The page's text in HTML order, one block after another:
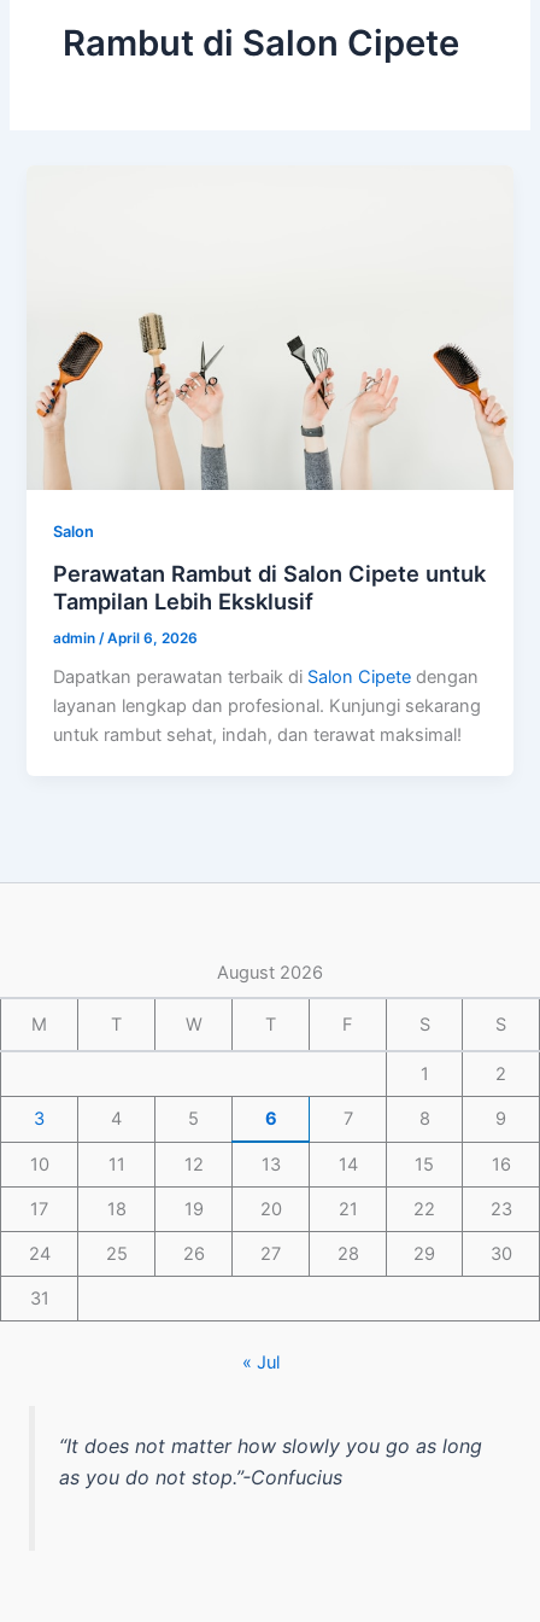
Rambut di Salon Cipete
Salon
Perawatan Rambut di Salon Cipete untuk
Tampilan Lebih Eksklusif
admin /April 6, 2026
Dapatkan perawatan terbaik di Salon Cipete dengan
layanan lengkap dan profesional. Kunjungi sekarang
untuk rambut sehat, indah, dan terawat maksimal!
August 2026
M T W T F S S
1 2
3 4 5 6 7 8 9
10 11 12 13 14 15 16
17 18 19 20 21 22 23
24 25 26 27 28 29 30
31
« Jul
“It does not matter how slowly you go as long
as you do not stop.”-Confucius